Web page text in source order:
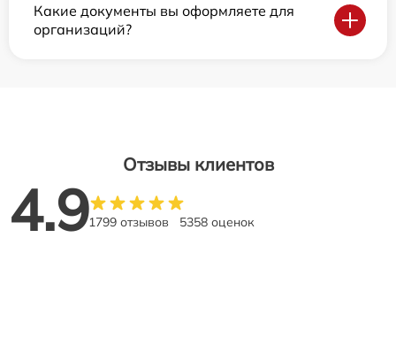
Какие документы вы оформляете для
организаций?
Отзывы клиентов
4.91799 отзывов 5358 оценок